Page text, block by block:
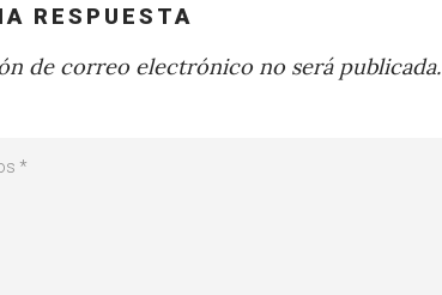
RESPUESTA
de correo electrónico no será publicada.